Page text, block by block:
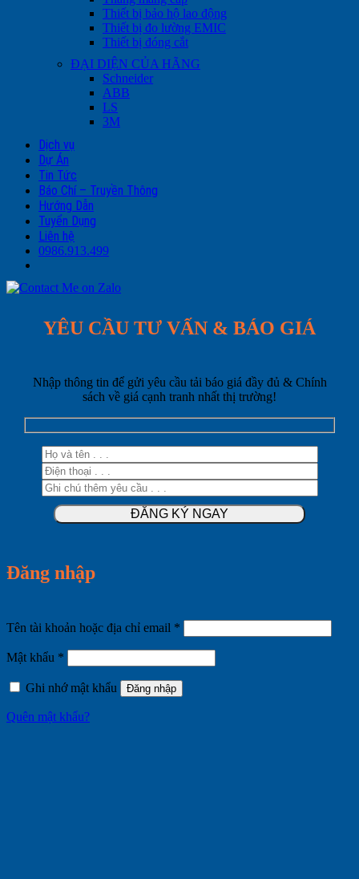
Thiết bị bảo hộ lao động
Thiết bị đo lường EMIC
Thiết bị đóng cắt
ĐẠI DIỆN CỦA HÃNG
Schneider
ABB
LS
3M
Dịch vụ
Dự Án
Tin Tức
Báo Chí – Truyền Thông
Hướng Dẫn
Tuyển Dụng
Liên hệ
0986.913.499
YÊU CẦU TƯ VẤN & BÁO GIÁ
Nhập thông tin để gửi yêu cầu tải báo giá đầy đủ & Chính
sách về giá cạnh tranh nhất thị trường!
Đăng nhập
Tên tài khoản hoặc địa chỉ email *
buộc
Mật khẩu *
buộc
Ghi nhớ mật khẩu
Đăng nhập
Quên mật khẩu?